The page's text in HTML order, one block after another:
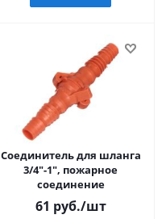
Соединитель для шланга
3/4"-1", пожарное
соединение
61 руб./шт